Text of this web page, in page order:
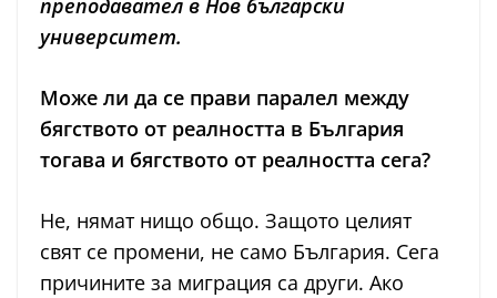
преподавател в Нов български
университет.
Може ли да се прави паралел между
бягството от реалността в България
тогава и бягството от реалността сега?
Не, нямат нищо общо. Защото целият
свят се промени, не само България. Сега
причините за миграция са други. Ако